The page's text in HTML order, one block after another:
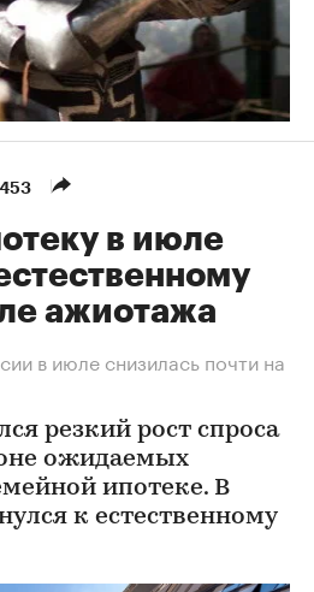
453
в июле
ажиотажа
в июле снизилась почти на
резкий рост спроса
ожидаемых
ипотеке. В
к естественному